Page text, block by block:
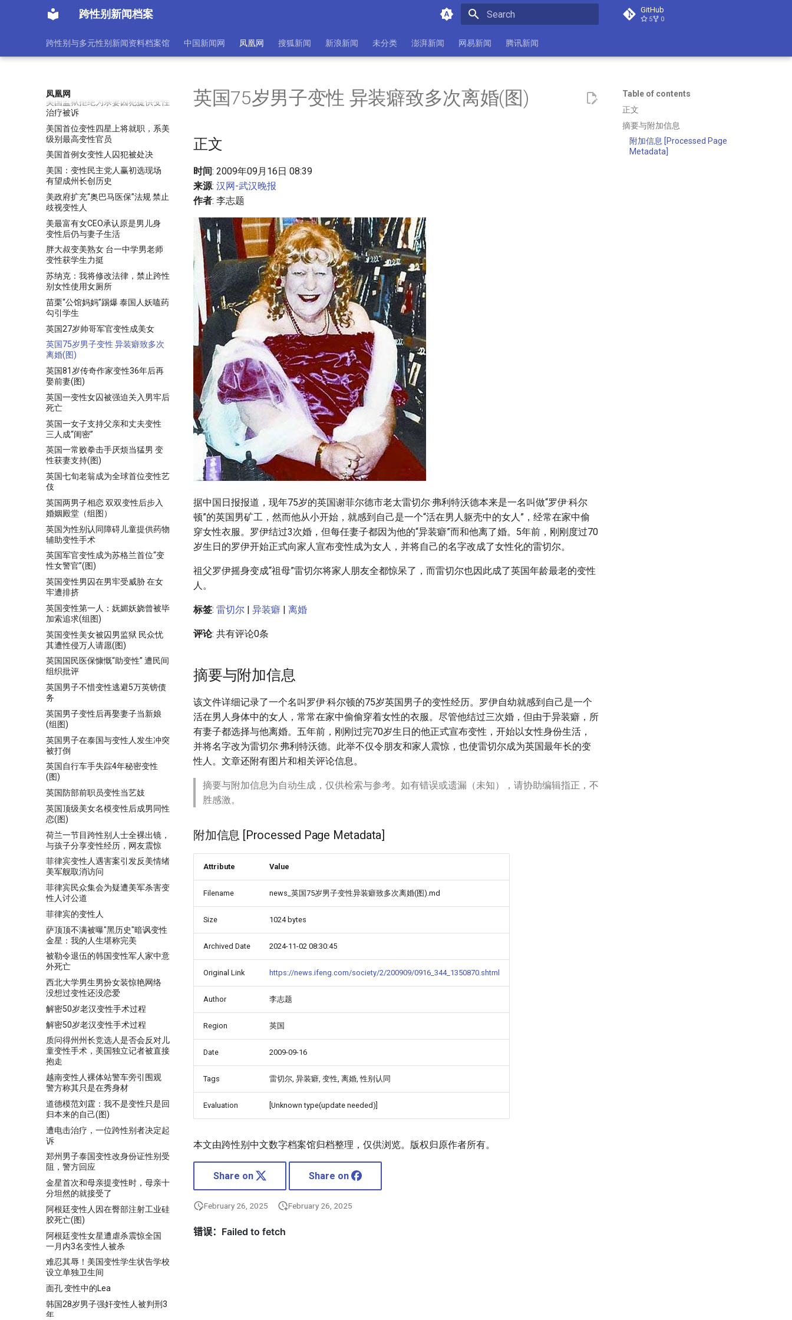
跨性别新闻档案 GitHub
5 0
跨性别与多元性别新闻资料档案馆 中国新闻网 凤凰网 搜狐新闻 新浪新闻 未分类 澎湃新闻 网易新闻 腾讯新闻
凤凰网
生(组图)
美国女子后悔变性，警告称人们
美国怀孕变性人接受专访称想要更
多孩子(组图)
美国监狱拒绝为杀妻囚犯提供变性
治疗被诉
美国首位变性四星上将就职，系美
级别最高变性官员
美国首例女变性人囚犯被处决
美国：变性民主党人赢初选现场
有望成州长创历史
美政府扩充“奥巴马医保”法规 禁止
歧视变性人
美最富有女CEO承认原是男儿身
变性后仍与妻子生活
胖大叔变美熟女 台一中学男老师
变性获学生力挺
苏纳克：我将修改法律，禁止跨性
别女性使用女厕所
苗栗“公馆妈妈”踢爆 泰国人妖嗑药
勾引学生
英国27岁帅哥军官变性成美女
英国75岁男子变性 异装癖致多次
离婚(图)
英国81岁传奇作家变性36年后再
娶前妻(图)
英国一变性女囚被强迫关入男牢后
死亡
英国一女子支持父亲和丈夫变性
三人成“闺密”
英国一常败拳击手厌烦当猛男 变
性获妻支持(图)
英国七旬老翁成为全球首位变性艺
伎
英国两男子相恋 双双变性后步入
婚姻殿堂（组图）
英国为性别认同障碍儿童提供药物
辅助变性手术
英国军官变性成为苏格兰首位“变
性女警官”(图)
英国变性男囚在男牢受威胁 在女
牢遭排挤
英国变性第一人：妩媚妖娆曾被毕
加索追求(组图)
英国变性美女被囚男监狱 民众忧
其遭性侵万人请愿(图)
英国国民医保慷慨“助变性” 遭民间
组织批评
英国男子不惜变性逃避5万英镑债
务
英国男子变性后再娶妻子当新娘
(组图)
英国男子在泰国与变性人发生冲突
被打倒
英国自行车手失踪4年秘密变性
(图)
英国防部前职员变性当艺妓
英国顶级美女名模变性后成男同性
恋(图)
荷兰一节目跨性别人士全裸出镜，
与孩子分享变性经历，网友震惊
菲律宾变性人遇害案引发反美情绪
美军舰取消访问
菲律宾民众集会为疑遭美军杀害变
性人讨公道
菲律宾的变性人
萨顶顶不满被曝"黑历史"暗讽变性
金星：我的人生堪称完美
被勒令退伍的韩国变性军人家中意
外死亡
西北大学男生男扮女装惊艳网络
没想过变性还没恋爱
解密50岁老汉变性手术过程
解密50岁老汉变性手术过程
质问得州州长竞选人是否会反对儿
童变性手术，美国独立记者被直接
抱走
越南变性人裸体站警车旁引围观
警方称其只是在秀身材
道德模范刘霆：我不是变性只是回
归本来的自己(图)
遭电击治疗，一位跨性别者决定起
诉
郑州男子泰国变性改身份证性别受
阻，警方回应
金星首次和母亲提变性时，母亲十
分坦然的就接受了
阿根廷变性人因在臀部注射工业硅
胶死亡(图)
阿根廷变性女星遭虐杀震惊全国
一月内3名变性人被杀
难忍其辱！美国变性学生状告学校
设立单独卫生间
面孔 变性中的Lea
韩国28岁男子强奸变性人被判刑3
年
Table of contents
正文
摘要与附加信息
附加信息 [Processed Page
Metadata]
英国75岁男子变性 异装癖致多次离婚(图)
正文
时间: 2009年09月16日 08:39
来源: 汉网-武汉晚报
作者: 李志题
据中国日报报道，现年75岁的英国谢菲尔德市老太雷切尔·弗利特沃德本来是一名叫做“罗伊·科尔
顿”的英国男矿工，然而他从小开始，就感到自己是一个“活在男人躯壳中的女人”，经常在家中偷
穿女性衣服。罗伊结过3次婚，但每任妻子都因为他的“异装癖”而和他离了婚。5年前，刚刚度过70
岁生日的罗伊开始正式向家人宣布变性成为女人，并将自己的名字改成了女性化的雷切尔。
祖父罗伊摇身变成“祖母”雷切尔将家人朋友全都惊呆了，而雷切尔也因此成了英国年龄最老的变性
人。
标签: 雷切尔 | 异装癖 | 离婚
评论: 共有评论0条
摘要与附加信息
该文件详细记录了一个名叫罗伊·科尔顿的75岁英国男子的变性经历。罗伊自幼就感到自己是一个
活在男人身体中的女人，常常在家中偷偷穿着女性的衣服。尽管他结过三次婚，但由于异装癖，所
有妻子都选择与他离婚。五年前，刚刚过完70岁生日的他正式宣布变性，开始以女性身份生活，
并将名字改为雷切尔·弗利特沃德。此举不仅令朋友和家人震惊，也使雷切尔成为英国最年长的变
性人。文章还附有图片和相关评论信息。
摘要与附加信息为自动生成，仅供检索与参考。如有错误或遗漏（未知），请协助编辑指正，不
胜感激。
附加信息 [Processed Page Metadata]
Attribute Value
Filename news_英国75岁男子变性异装癖致多次离婚(图).md
Size 1024 bytes
Archived Date 2024-11-02 08:30:45
Original Link https://news.ifeng.com/society/2/200909/0916_344_1350870.shtml
Author 李志题
Region 英国
Date 2009-09-16
Tags 雷切尔, 异装癖, 变性, 离婚, 性别认同
Evaluation [Unknown type(update needed)]
本文由跨性别中文数字档案馆归档整理，仅供浏览。版权归原作者所有。
Share on Share on
February 26, 2025 February 26, 2025